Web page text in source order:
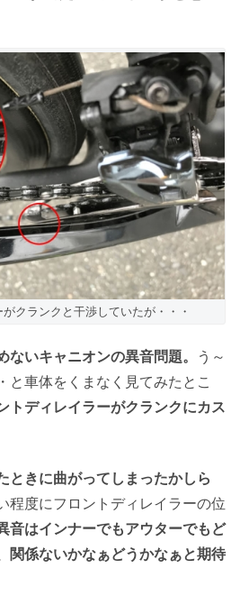
クランクと干渉していたが・・・
ないキャニオンの異音問題。
う～
と車体をくまなく見てみたとこ
トディレイラーがクランクにカス
ときに曲がってしまったかしら
程度にフロントディレイラーの位
音はインナーでもアウターでもど
関係ないかなぁどうかなぁと期待